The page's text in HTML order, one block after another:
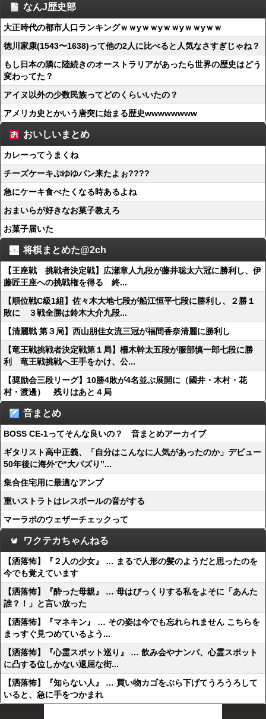
なんJ歴史部
大正時代の都市人口ランキングｗｗyｗｗyｗｗyｗｗyｗｗ
徳川家康(1543〜1638)って他の2人に比べると人気なさすぎじゃね？
もし日本の隣に陸続きのオーストラリアがあったら世界の歴史はどう
変わってた？
アイヌ以外の少数民族ってどのくらいいたの？
アメリカ史とかいう唐突に始まる歴史wwwwwwww
おいしいまとめ
カレーってうまくね
チーズケーキぷゆゆパン来たよぉ????
急にケーキ食べたくなる時あるよね
おまいらが好きなお菓子教えろ
お菓子届いた
将棋まとめた@2ch
【王座戦 挑戦者決定戦】広瀬章人九段が藤井聡太六冠に勝利し、伊
藤匠王座への挑戦権を得る 終...
【順位戦C級1組】佐々木大地七段が船江恒平七段に勝利し、２勝１
敗に ３戦全勝は鈴木大介九段...
【清麗戦 第３局】西山朋佳女流三冠が福間香奈清麗に勝利し
【竜王戦挑戦者決定戦第１局】柵木幹太五段が服部慎一郎七段に勝
利 竜王戦挑戦へ王手をかけ、公...
【奨励会三段リーグ】10勝4敗が4名並ぶ展開に（國井・木村・花
村・渡邊） 残りはあと４局
音まとめ
BOSS CE-1ってそんな良いの？ 音まとめアーカイブ
ギタリスト高中正義、「自分はこんなに人気があったのか」デビュー
50年後に海外で“大バズり”...
集合住宅用に最適なアンプ
重いストラトはレスポールの音がする
マーラボのウェザーチェックって
ワクテカちゃんねる
【洒落怖】『２人の少女』 … まるで人形の髪のようだと思ったのを
今でも覚えています
【洒落怖】『酔った母親』 … 母はびっくりする私をよそに「あんた
誰？！」と言い放った
【洒落怖】『マネキン』 … その姿は今でも忘れられません こちらを
まっすぐ見つめているよう...
【洒落怖】『心霊スポット巡り』 … 飲み会やナンパ、心霊スポット
に凸する位しかない退屈な街...
【洒落怖】『知らない人』 … 買い物カゴをぶら下げてうろうろして
いると、急に手をつかまれ